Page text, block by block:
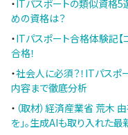
・ITパスポートの類似資格5
めの資格は？
・ITパスポート合格体験記【
合格！
・社会人に必須？！ITパスポ
内容まで徹底分析
・ （取材）経済産業省 荒木
を」。生成AIも取り入れた